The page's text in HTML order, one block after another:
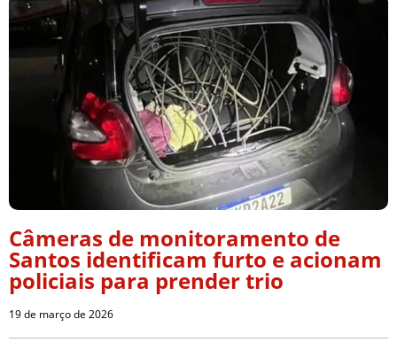
Câmeras de monitoramento de
Santos identificam furto e acionam
policiais para prender trio
19 de março de 2026